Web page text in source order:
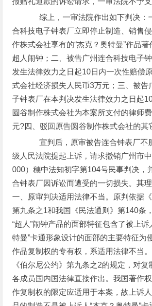
综上，一审法院作出如下判决：
合科技电子钟表厂立即停止制造、销售
作株式会社享有的“杰克？奥特曼”作品著
超人闹钟；二、被告广州连合科技电子
发生法律效力之日起10日内一次性赔偿
式会社经济损失人民币3万元；三、被告
子钟表厂在本判决发生法律效力之日起
圆谷制作株式会社为本案所支付的律师
元?四、驳回原告圆谷制作株式会社的其
宣判后，原审被告连合钟表厂不
级人民法院提起上诉，请求撤销广州市
000）穗中法知初字第104号民事判决，
合钟表厂因诉讼而遭受的一切损失。其理
一、原审判决适用法律不当。原判依据《
第九条之1和我国《民法通则》第140条
“超人”闹钟产品的面部特征包含了被上诉
特曼”卡通形象设计的面部的主要特征为
作品复制权的专有权，系适用法律不当
《伯尔尼公约》第九条之2的规定，对复
各成员国内国法律直接作出。我国著作
作复制权的限定应适用于本案，故上诉